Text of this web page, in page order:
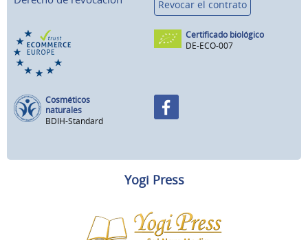
Revocar el contrato
Certificado biológico
DE-ECO-007
Cosméticos
naturales
BDIH-Standard
Yogi Press